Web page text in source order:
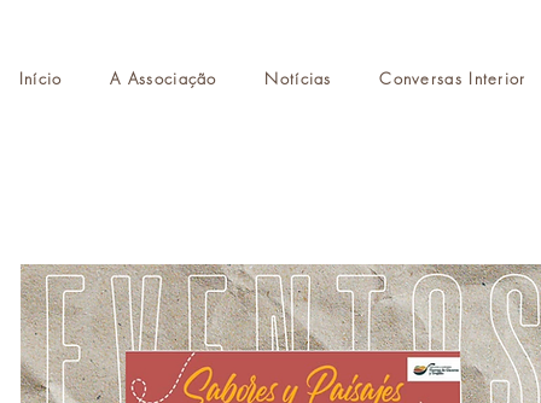
Início A Associação Notícias Conversas Interior